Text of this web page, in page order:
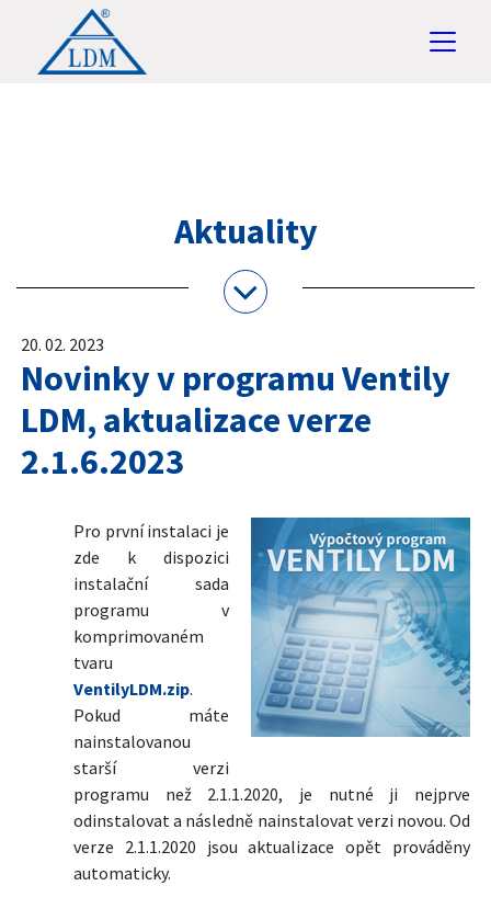
Aktuality
20. 02. 2023
Novinky v programu Ventily
LDM, aktualizace verze
2.1.6.2023
Pro první instalaci je
zde k dispozici
instalační sada
programu v
komprimovaném
tvaru
VentilyLDM.zip.
Pokud máte
nainstalovanou
starší verzi
programu než 2.1.1.2020, je nutné ji nejprve
odinstalovat a následně nainstalovat verzi novou. Od
verze 2.1.1.2020 jsou aktualizace opět prováděny
automaticky.